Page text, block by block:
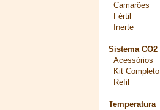
Camarões
Fértil
Inerte
Sistema CO2
Acessórios
Kit Completo
Refil
Temperatura